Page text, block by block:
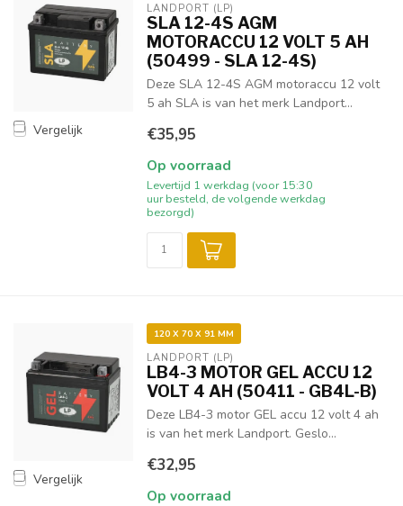
Vergelijk
LANDPORT (LP)
SLA 12-4S AGM
MOTORACCU 12 VOLT 5 AH
(50499 - SLA 12-4S)
Deze SLA 12-4S AGM motoraccu 12 volt
5 ah SLA is van het merk Landport...
€35,95
Op voorraad
Levertijd 1 werkdag (voor 15:30
uur besteld, de volgende werkdag
bezorgd)
Vergelijk
120 X 70 X 91 MM
LANDPORT (LP)
LB4-3 MOTOR GEL ACCU 12
VOLT 4 AH (50411 - GB4L-B)
Deze LB4-3 motor GEL accu 12 volt 4 ah
is van het merk Landport. Geslo...
€32,95
Op voorraad